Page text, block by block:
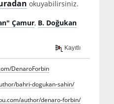
okuyabilirsiniz.
Çamur, B. Doğukan
Kayıtlı
DenaroForbin
bahri-dogukan-sahin/
author/denaro-forbin/